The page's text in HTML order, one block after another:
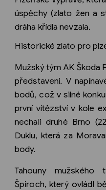
úspěchy (zlato žen a
dráha křídla nevzala.
Historické zlato pro
Mužský tým AK Škoda
představení. V
bodů, což v silné
první vítězství v kole
nechali druhé Brno
Duklu, která za
body.
Tahouny
Špiroch, který ovládl